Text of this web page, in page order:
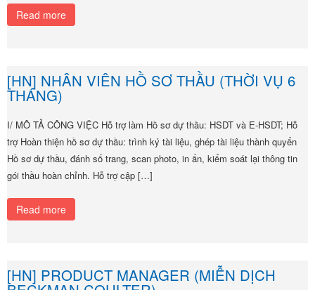
Read more
[HN] NHÂN VIÊN HỒ SƠ THẦU (THỜI VỤ 6
THÁNG)
I/ MÔ TẢ CÔNG VIỆC Hỗ trợ làm Hồ sơ dự thầu: HSDT và E-HSDT; Hỗ
trợ Hoàn thiện hồ sơ dự thầu: trình ký tài liệu, ghép tài liệu thành quyển
Hồ sơ dự thầu, đánh số trang, scan photo, in ấn, kiểm soát lại thông tin
gói thầu hoàn chỉnh. Hỗ trợ cập […]
Read more
[HN] PRODUCT MANAGER (MIỄN DỊCH